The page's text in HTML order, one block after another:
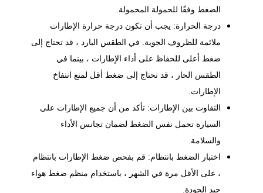
الضغط وفقًا للحمولة المحمولة.
درجة الحرارة: يجب أن تكون درجة حرارة الإطارات
ملائمة للظروف الجوية. في الطقس البارد ، قد تحتاج إلى
ضغط أعلى للحفاظ على أداء الإطارات ، بينما في
الطقس الحار ، قد تحتاج إلى ضغط أقل لمنع انتفاخ
الإطارات.
التفاوت بين الإطارات: تأكد من أن جميع الإطارات على
السيارة تحمل نفس الضغط لضمان تجانس الأداء
والسلامة.
اختبار الضغط بانتظام: قم بفحص ضغط الإطارات بانتظام
، على الأقل مرة في الشهر ، باستخدام منظم ضغط هواء
جيد الجودة.